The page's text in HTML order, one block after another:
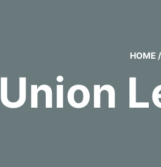
HOME /
Union